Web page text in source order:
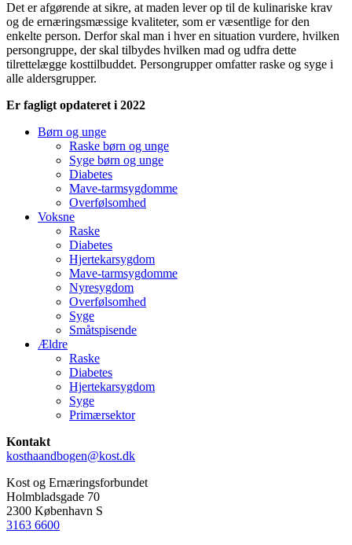
Det er afgørende at sikre, at maden lever op til de kulinariske krav
og de ernæringsmæssige kvaliteter, som er væsentlige for den
enkelte person. Derfor skal man i hver en situation vurdere, hvilken
persongruppe, der skal tilbydes hvilken mad og udfra dette
tilrettelægge kosttilbuddet. Persongrupper omfatter raske og syge i
alle aldersgrupper.
Er fagligt opdateret i 2022
Børn og unge
Raske børn og unge
Syge børn og unge
Diabetes
Mave-tarmsygdomme
Overfølsomhed
Voksne
Raske
Diabetes
Hjertekarsygdom
Mave-tarmsygdomme
Nyresygdom
Overfølsomhed
Syge
Småtspisende
Ældre
Raske
Diabetes
Hjertekarsygdom
Syge
Primærsektor
Kontakt
kosthaandbogen@kost.dk
Kost og Ernæringsforbundet
Holmbladsgade 70
2300 København S
3163 6600